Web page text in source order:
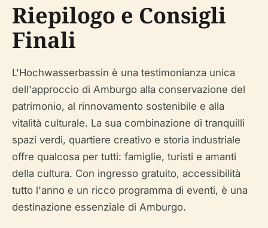
Riepilogo e Consigli
Finali
L'Hochwasserbassin è una testimonianza unica
dell'approccio di Amburgo alla conservazione del
patrimonio, al rinnovamento sostenibile e alla
vitalità culturale. La sua combinazione di tranquilli
spazi verdi, quartiere creativo e storia industriale
offre qualcosa per tutti: famiglie, turisti e amanti
della cultura. Con ingresso gratuito, accessibilità
tutto l'anno e un ricco programma di eventi, è una
destinazione essenziale di Amburgo.